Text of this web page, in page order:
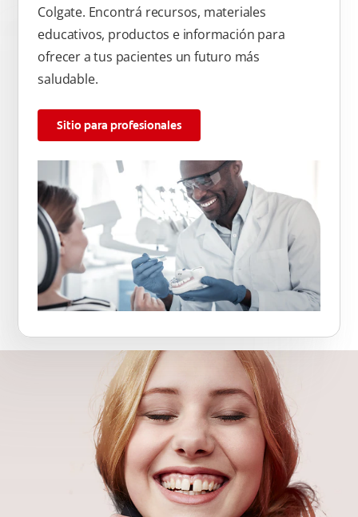
Colgate. Encontrá recursos, materiales
educativos, productos e información para
ofrecer a tus pacientes un futuro más
saludable.
Sitio para profesionales